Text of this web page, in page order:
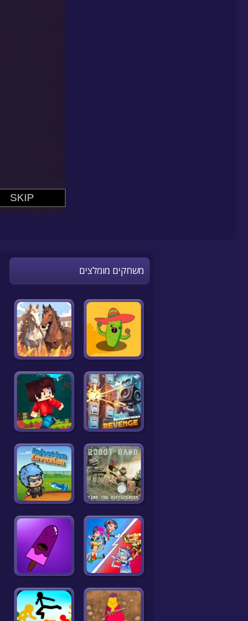
משחקים מומלצים